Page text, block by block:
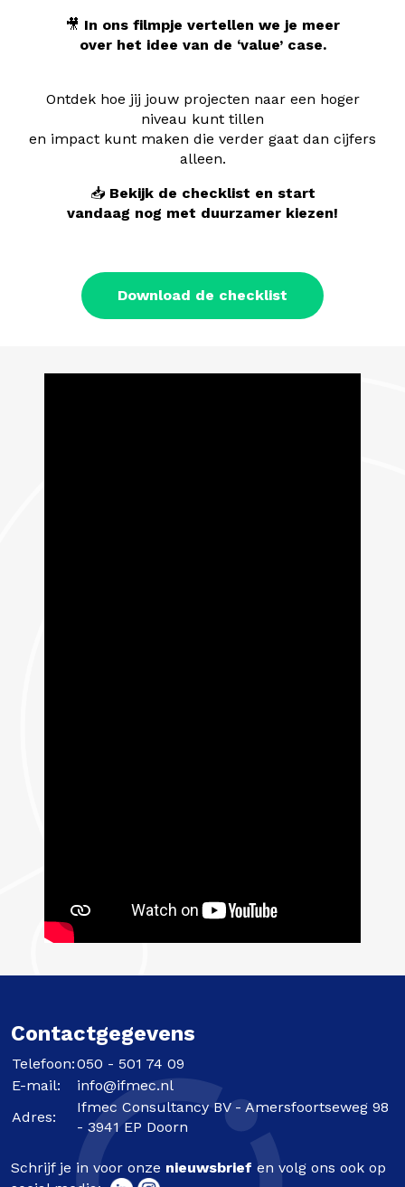
🎥 In ons filmpje vertellen we je meer
over het idee van de ‘value’ case.
Ontdek hoe jij jouw projecten naar een hoger
niveau kunt tillen
en impact kunt maken die verder gaat dan cijfers
alleen.
📥 Bekijk de checklist en start
vandaag nog met duurzamer kiezen!
Download de checklist
Contactgegevens
Telefoon:050 - 501 74 09
E-mail:
info@ifmec.nl
Adres:
Ifmec Consultancy BV - Amersfoortseweg 98
- 3941 EP Doorn
Schrijf je in voor onze nieuwsbrief en volg ons ook op